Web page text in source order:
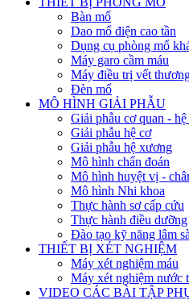
Bàn mổ
Dao mổ điện cao tần
Dụng cụ phòng mổ
Máy garo cầm máu
Máy điều trị vết
Đèn mổ
MÔ HÌNH GIẢI PHẪU
Giải phẫu cơ quan - hệ
Giải phẫu hệ cơ
Giải phẫu hệ xương
Mô hình chẩn đoán
Mô hình huyệt vị -
Mô hình Nhi khoa
Thực hành sơ cấp cứu
Thực hành điều dưỡng
Đào tạo kỹ năng lâm
THIẾT BỊ XÉT NGHIỆM
Máy xét nghiệm máu
Máy xét nghiệm nước
VIDEO CÁC BÀI TẬP